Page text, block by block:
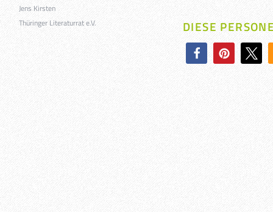
Jens Kirsten
Thüringer Literaturrat e.V.
DIESE